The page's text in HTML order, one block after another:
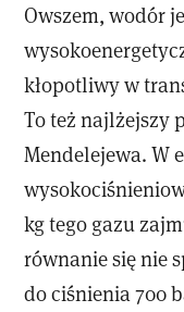
Owszem, wodór
kłopotliwy w
To też najlżejszy
Mendelejewa. W
kg tego gazu
równanie się nie
do ciśnienia 700